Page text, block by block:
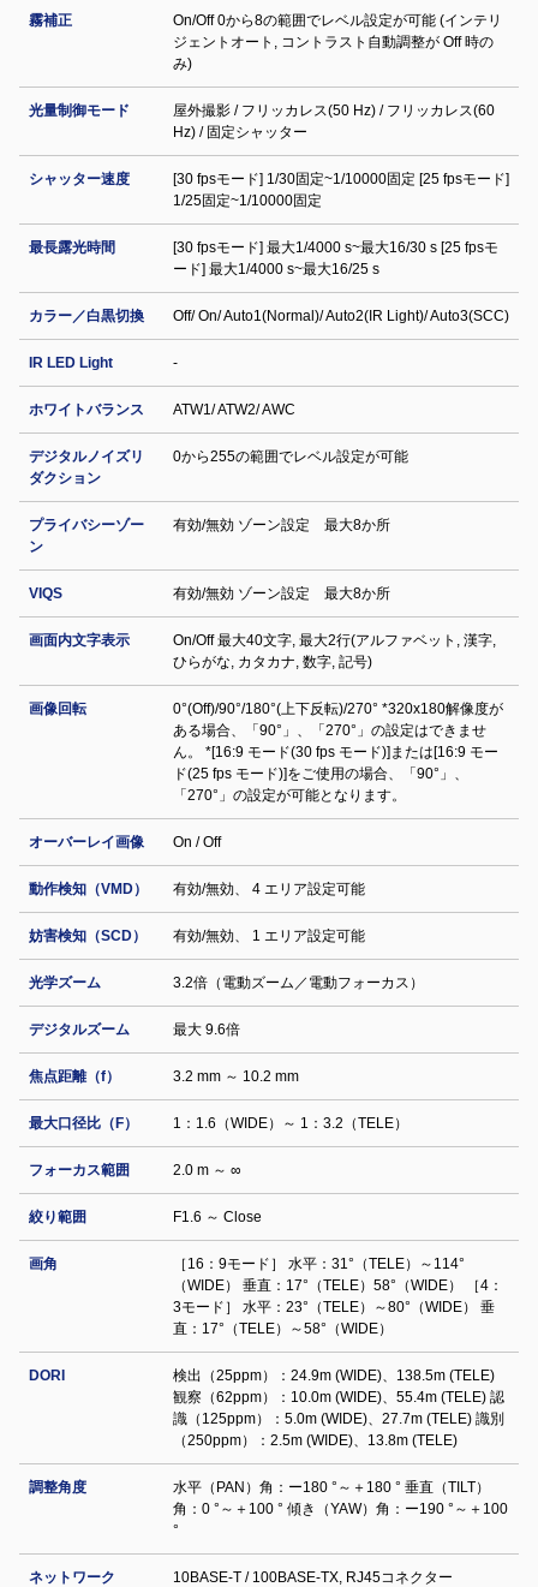
霧補正
On/Off 0から8の範囲でレベル設定が可能 (インテリ
ジェントオート, コントラスト自動調整が Off 時の
み)
光量制御モード
屋外撮影 / フリッカレス(50 Hz) / フリッカレス(60
Hz) / 固定シャッター
シャッター速度
[30 fpsモード] 1/30固定~1/10000固定 [25 fpsモード]
1/25固定~1/10000固定
最長露光時間
[30 fpsモード] 最大1/4000 s~最大16/30 s [25 fpsモ
ード] 最大1/4000 s~最大16/25 s
カラー／白黒切換 Off/ On/ Auto1(Normal)/ Auto2(IR Light)/ Auto3(SCC)
IR LED Light -
ホワイトバランス ATW1/ ATW2/ AWC
デジタルノイズリ
ダクション
0から255の範囲でレベル設定が可能
プライバシーゾー
ン
有効/無効 ゾーン設定 最大8か所
VIQS 有効/無効 ゾーン設定 最大8か所
画面内文字表示
On/Off 最大40文字, 最大2行(アルファベット, 漢字,
ひらがな, カタカナ, 数字, 記号)
画像回転
0°(Off)/90°/180°(上下反転)/270° *320x180解像度が
ある場合、「90°」、「270°」の設定はできませ
ん。 *[16:9 モード(30 fps モード)]または[16:9 モー
ド(25 fps モード)]をご使用の場合、「90°」、
「270°」の設定が可能となります。
オーバーレイ画像 On / Off
動作検知（VMD） 有効/無効、 4 エリア設定可能
妨害検知（SCD） 有効/無効、 1 エリア設定可能
光学ズーム 3.2倍（電動ズーム／電動フォーカス）
デジタルズーム 最大 9.6倍
焦点距離（f） 3.2 mm ～ 10.2 mm
最大口径比（F） 1：1.6（WIDE）～ 1：3.2（TELE）
フォーカス範囲 2.0 m ～ ∞
絞り範囲 F1.6 ～ Close
画角
［16：9モード］ 水平：31°（TELE）～114°
（WIDE） 垂直：17°（TELE）58°（WIDE） ［4：
3モード］ 水平：23°（TELE）～80°（WIDE） 垂
直：17°（TELE）～58°（WIDE）
DORI
検出（25ppm）：24.9m (WIDE)、138.5m (TELE)
観察（62ppm）：10.0m (WIDE)、55.4m (TELE) 認
識（125ppm）：5.0m (WIDE)、27.7m (TELE) 識別
（250ppm）：2.5m (WIDE)、13.8m (TELE)
調整⾓度
水平（PAN）角：ー180 °～＋180 ° 垂直（TILT）
角：0 °～＋100 ° 傾き（YAW）角：ー190 °～＋100
°
ネットワーク 10BASE-T / 100BASE-TX, RJ45コネクター